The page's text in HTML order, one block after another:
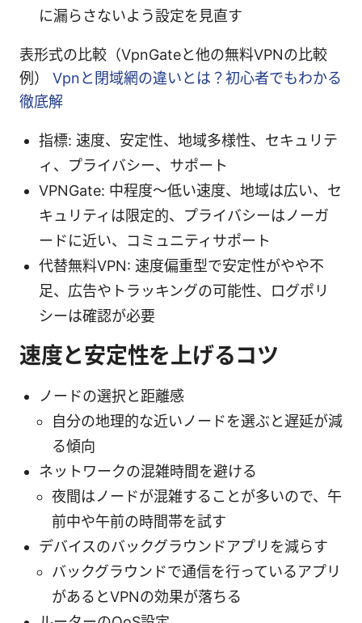
に漏らさないよう設定を見直す
表形式の比較（VpnGateと他の無料VPNの比較
例） Vpnと閉域網の違いとは？初心者でもわかる
徹底解
指標: 速度、安定性、地域多様性、セキュリテ
ィ、プライバシー、サポート
VPNGate: 中程度〜低い速度、地域は広い、セ
キュリティは限定的、プライバシーはノーガ
ードに近い、コミュニティサポート
代替無料VPN: 速度偏重型で安定性がやや不
足、広告やトラッキングの可能性、ログポリ
シーは確認が必要
速度と安定性を上げるコツ
ノードの選択と距離感
自分の地理的な近いノードを選ぶと遅延が減
る傾向
ネットワークの混雑時間を避ける
夜間はノードが混雑することが多いので、午
前中や午前の時間帯を試す
デバイスのバックグラウンドアプリを減らす
バックグラウンドで通信を行っているアプリ
があるとVPNの効果が落ちる